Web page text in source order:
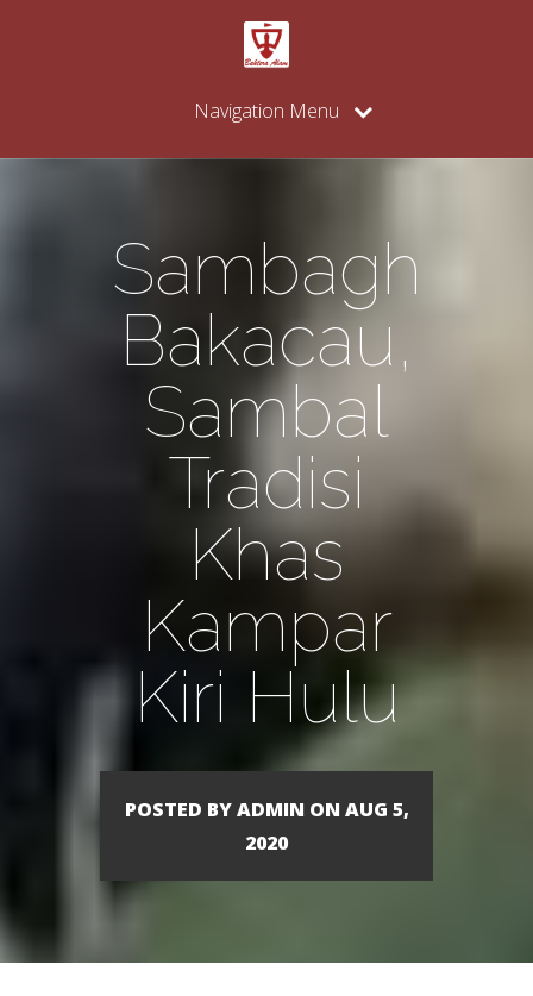
Navigation Menu
Sambagh
Bakacau,
Sambal
Tradisi
Khas
Kampar
Kiri Hulu
POSTED BY ADMIN ON AUG 5,
2020